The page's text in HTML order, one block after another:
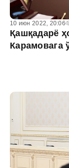
10 июн 2022, 20:06
Қашқадарё
Карамовага